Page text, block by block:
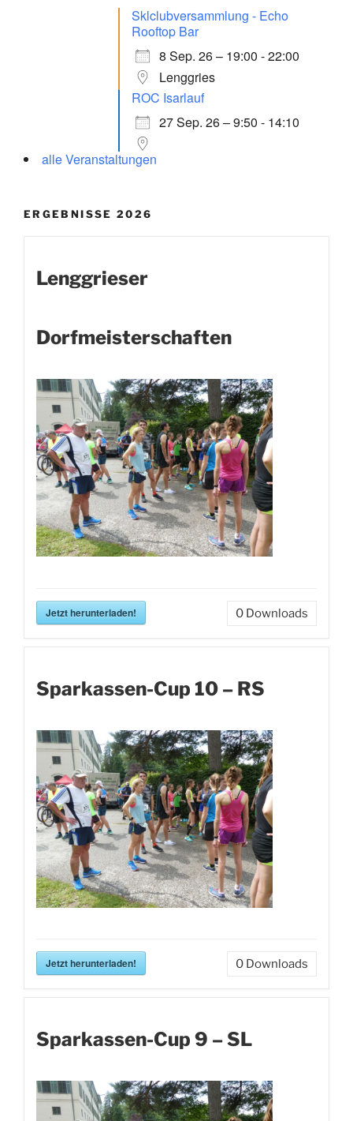
Sklclubversammlung - Echo
Rooftop Bar
8 Sep. 26 – 19:00 - 22:00
Lenggries
ROC Isarlauf
27 Sep. 26 – 9:50 - 14:10
alle Veranstaltungen
ERGEBNISSE 2026
Lenggrieser
Dorfmeisterschaften
Jetzt herunterladen! 0 Downloads
Sparkassen-Cup 10 – RS
Jetzt herunterladen! 0 Downloads
Sparkassen-Cup 9 – SL